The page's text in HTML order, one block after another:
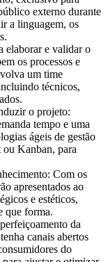
externo durante
a linguagem, os
elaborar e validar o
os processos e
um time
técnicos,
o projeto:
tempo e uma
ágeis de gestão
Kanban, para
Com os
apresentados ao
e estéticos,
que forma.
da
canais abertos
do